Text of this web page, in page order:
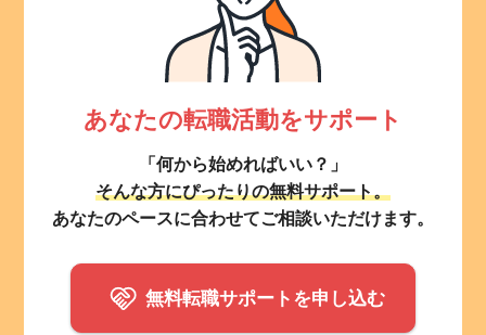
あなたの転職活動をサポート
「何から始めればいい？」
そんな方にぴったりの無料サポート。
あなたのペースに合わせてご相談いただけます。
無料転職サポートを申し込む